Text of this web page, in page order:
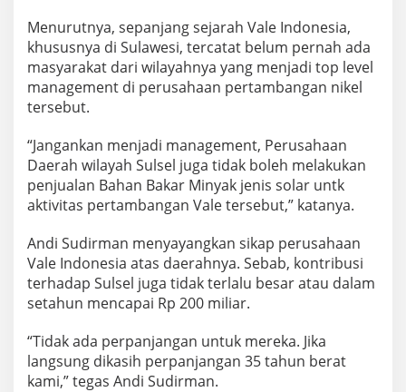
Menurutnya, sepanjang sejarah Vale Indonesia,
khususnya di Sulawesi, tercatat belum pernah ada
masyarakat dari wilayahnya yang menjadi top level
management di perusahaan pertambangan nikel
tersebut.
“Jangankan menjadi management, Perusahaan
Daerah wilayah Sulsel juga tidak boleh melakukan
penjualan Bahan Bakar Minyak jenis solar untk
aktivitas pertambangan Vale tersebut,” katanya.
Andi Sudirman menyayangkan sikap perusahaan
Vale Indonesia atas daerahnya. Sebab, kontribusi
terhadap Sulsel juga tidak terlalu besar atau dalam
setahun mencapai Rp 200 miliar.
“Tidak ada perpanjangan untuk mereka. Jika
langsung dikasih perpanjangan 35 tahun berat
kami,” tegas Andi Sudirman.